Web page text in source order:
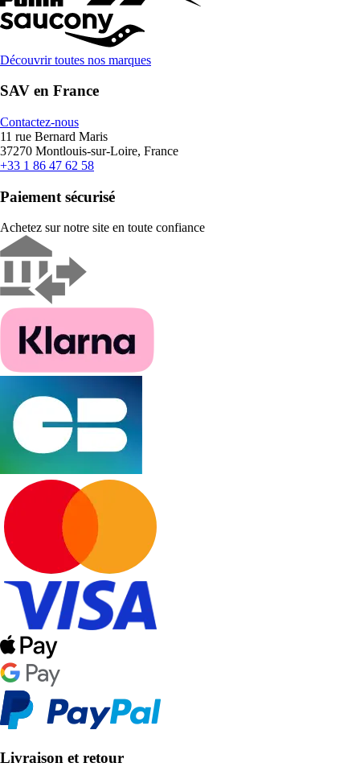
Découvrir toutes nos marques
SAV en France
Contactez-nous
11 rue Bernard Maris
37270 Montlouis-sur-Loire, France
+33 1 86 47 62 58
Paiement sécurisé
Achetez sur notre site en toute confiance
Livraison et retour